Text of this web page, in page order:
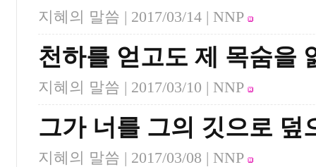
지혜의 말씀 | 2017/03/14 | NNP
천하를 얻고도 제 목숨을
지혜의 말씀 | 2017/03/10 | NNP
그가 너를 그의 깃으로 덮
지혜의 말씀 | 2017/03/08 | NNP